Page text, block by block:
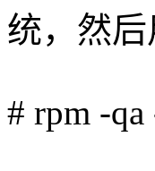
统，然后
# rpm -